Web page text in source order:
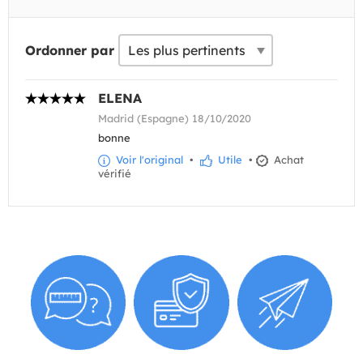
Ordonner par
ELENA
Madrid (Espagne) 18/10/2020
bonne
Voir l'original • Utile •
Achat
vérifié